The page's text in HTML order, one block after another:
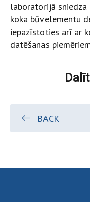
laboratorijā
koka būvelementu
iepazīstoties arī ar
datēšanas
BACK